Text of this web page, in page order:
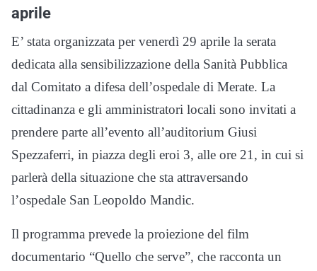
aprile
E’ stata organizzata per venerdì 29 aprile la serata
dedicata alla sensibilizzazione della Sanità Pubblica
dal Comitato a difesa dell’ospedale di Merate. La
cittadinanza e gli amministratori locali sono invitati a
prendere parte all’evento all’auditorium Giusi
Spezzaferri, in piazza degli eroi 3, alle ore 21, in cui si
parlerà della situazione che sta attraversando
l’ospedale San Leopoldo Mandic.
Il programma prevede la proiezione del film
documentario “Quello che serve”, che racconta un